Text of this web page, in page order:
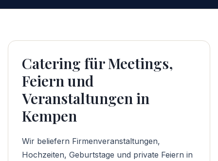
Catering für Meetings,
Feiern und
Veranstaltungen in
Kempen
Wir beliefern Firmenveranstaltungen,
Hochzeiten, Geburtstage und private Feiern in